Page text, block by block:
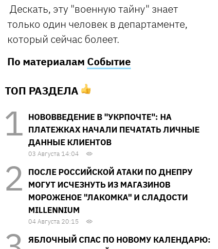
Дескать, эту "военную тайну" знает
только один человек в департаменте,
который сейчас болеет.
По материалам Событие
ТОП РАЗДЕЛА
НОВОВВЕДЕНИЕ В "УКРПОЧТЕ": НА
ПЛАТЕЖКАХ НАЧАЛИ ПЕЧАТАТЬ ЛИЧНЫЕ
ДАННЫЕ КЛИЕНТОВ
03 Августа 14:04
ПОСЛЕ РОССИЙСКОЙ АТАКИ ПО ДНЕПРУ
МОГУТ ИСЧЕЗНУТЬ ИЗ МАГАЗИНОВ
МОРОЖЕНОЕ "ЛАКОМКА" И СЛАДОСТИ
MILLENNIUM
04 Августа 20:15
ЯБЛОЧНЫЙ СПАС ПО НОВОМУ КАЛЕНДАРЮ: